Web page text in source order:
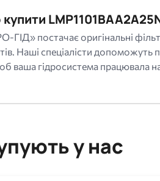
ГІД» постачає оригінальні
Наші спеціалісти
ваша гідросистема працювала
у нас